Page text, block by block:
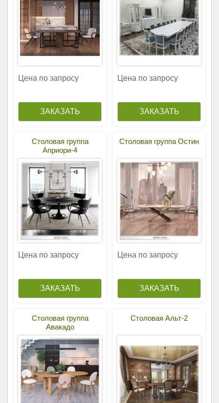
Цена по запросу Цена по запросу
Столовая группа
Априори-4
Цена по запросу
Столовая группа Остин
Цена по запросу
Столовая группа
Авакадо
Столовая Альт-2